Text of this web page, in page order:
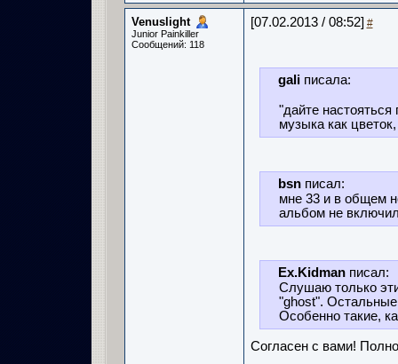
Venuslight
Junior Painkiller
Сообщений: 118
[07.02.2013 / 08:52] #
galiписала:
"дайте
музыка как
bsnписал:
мне 33 и в общем
альбом не
Ex.Kidmanписал:
Слушаю только
"ghost".
Особенно такие,
Согласен с вами!